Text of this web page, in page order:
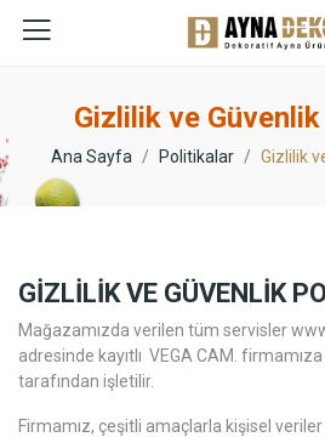
Gizlilik ve
Ana Sayfa Politikalar Gizlilik
GİZLİLİK VE GÜVENLİK
Mağazamızda verilen tüm servisler
adresinde kayıtlı VEGA CAM.
tarafından işletilir.
Firmamız, çeşitli amaçlarla kişisel